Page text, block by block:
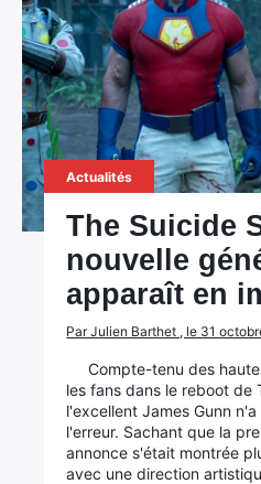
Actualités
The Suicide
nouvelle
apparaît en
Par Julien Barthet , le 31
Compte-tenu des
les fans dans le reboot de
l'excellent James Gunn
l'erreur. Sachant que la
annonce s'était montrée
avec une direction
Rechercher
: